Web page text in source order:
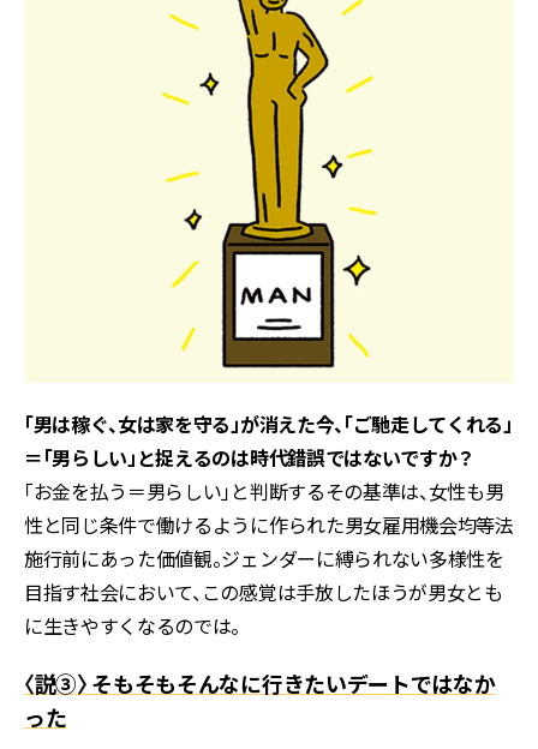
「男は稼ぐ、女は家を守る」が消えた今、「ご馳走してくれる」
＝「男らしい」と捉えるのは時代錯誤ではないですか？
「お金を払う＝男らしい」と判断するその基準は、女性も男
性と同じ条件で働けるように作られた男女雇用機会均等法
施行前にあった価値観。ジェンダーに縛られない多様性を
目指す社会において、この感覚は手放したほうが男女とも
に生きやすくなるのでは。
〈説③〉 そもそもそんなに行きたいデートではなか
った